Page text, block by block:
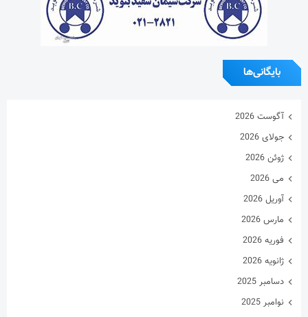
بایگانی‌ها
آگوست 2026
جولای 2026
ژوئن 2026
می 2026
آوریل 2026
مارس 2026
فوریه 2026
ژانویه 2026
دسامبر 2025
نوامبر 2025